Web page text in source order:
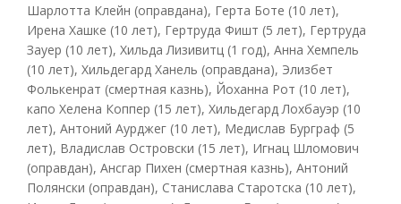
Шарлотта Клейн (оправдана), Герта Боте (10 лет),
Ирена Хашке (10 лет), Гертруда Фишт (5 лет), Гертруда
Зауер (10 лет), Хильда Лизивитц (1 год), Анна Хемпель
(10 лет), Хильдегард Ханель (оправдана), Элизбет
Фолькенрат (смертная казнь), Йоханна Рот (10 лет),
капо Хелена Коппер (15 лет), Хильдегард Лохбауэр (10
лет), Антоний Аурджег (10 лет), Медислав Бурграф (5
лет), Владислав Островски (15 лет), Игнац Шломович
(оправдан), Ансгар Пихен (смертная казнь), Антоний
Полянски (оправдан), Станислава Старотска (10 лет),